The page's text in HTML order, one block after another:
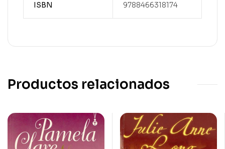
ISBN 9788466318174
Productos relacionados